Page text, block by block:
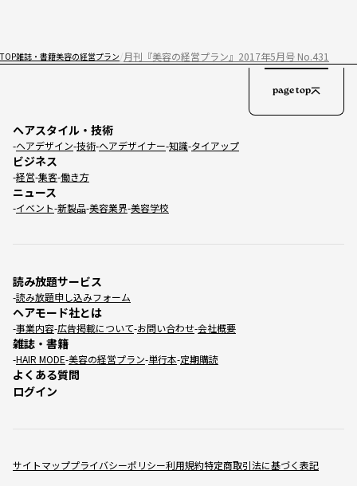
TOP雑誌・書籍美容の経営プラン 月刊『美容の経営プラン』2017年5月号 No.431
サイトマッププライバシーポリシー利用規約特定商取引法に基づく表記
ヘアスタイル・技術
ヘアデザイン 技術 ヘアデザイナー 知識 タイアップ
ビジネス
経営 集客 働き方
ニュース
イベント 新製品 美容業界 美容学校
読み放題サービス
読み放題申し込みフォーム
ヘアモード社とは
事業内容 広告掲載について お問い合わせ 会社概要
雑誌・書籍
HAIR MODE 美容の経営プラン 単行本 定期購読
よくある質問
ログイン
page top